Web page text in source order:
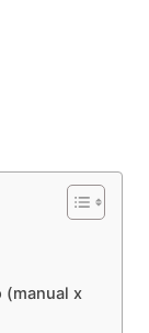
(manual x